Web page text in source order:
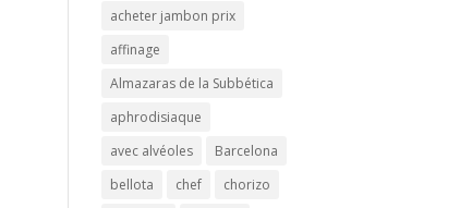
acheter jambon prix
affinage
Almazaras de la Subbética
aphrodisiaque
avec alvéoles
Barcelona
bellota
chef
chorizo